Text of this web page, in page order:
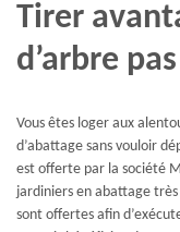
Tirer
d’arbre
Vous êtes loger aux
d’abattage sans vouloir
est offerte par la société
jardiniers en abattage
sont offertes afin